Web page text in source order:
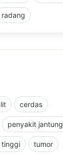
radang
cerdas
penyakit jantung
tinggi tumor